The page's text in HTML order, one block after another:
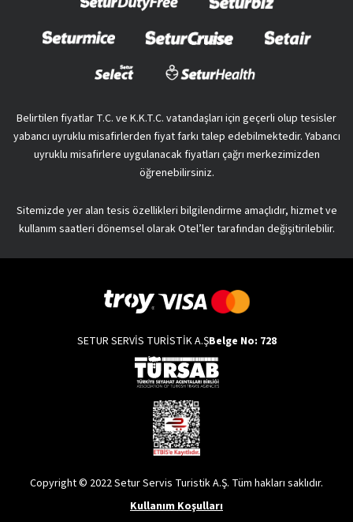
Belirtilen fiyatlar T.C. ve K.K.T.C. vatandaşları için geçerli olup tesisler
yabancı uyruklu misafirlerden fiyat farkı talep edebilmektedir. Yabancı
uyruklu misafirlere uygulanacak fiyatları çağrı merkezimizden
öğrenebilirsiniz.
Sitemizde yer alan tesis özellikleri bilgilendirme amaçlıdır, hizmet ve
kullanım saatleri dönemsel olarak Otel’ler tarafından değişitirilebilir.
SETUR SERVİS TURİSTİK A.ŞBelge No: 728
Copyright © 2022 Setur Servis Turistik A.Ş. Tüm hakları saklıdır.
Kullanım Koşulları